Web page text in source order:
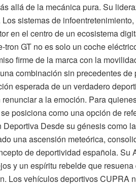
allá de la mecánica pura. Su
sistemas de
en el centro de un ecosistema
tron GT no es solo un coche
firme de la marca con la
combinación sin precedentes
esperada de un verdadero
a la emoción. Para
posiciona como una opción de
Desde su génesis como
una ascensión meteórica,
de deportividad española. Su
y un espíritu rebelde que
Los vehículos deportivos CUPRA